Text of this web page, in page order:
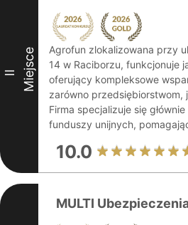
II Miejsce
Agrofun zlokalizowana przy
14 w Raciborzu, funkcjonuje
oferujący kompleksowe
zarówno przedsiębiorstwom,
Firma specjalizuje się
funduszy unijnych,
10.0
MULTI